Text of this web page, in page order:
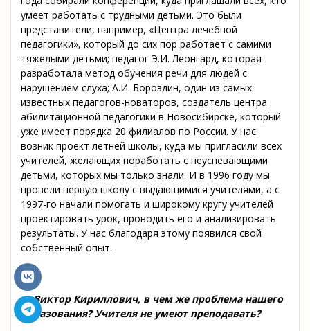
умеет работать с трудными детьми. Это были
представители, например, «Центра лечебной
педагогики», который до сих пор работает с самими
тяжелыми детьми; педагог Э.И. Леонгард, которая
разработала метод обучения речи для людей с
нарушением слуха; А.И. Бороздин, один из самых
известных педагогов-новаторов, создатель центра
абилитационной педагогики в Новосибирске, который
уже имеет порядка 20 филиалов по России. У нас
возник проект летней школы, куда мы пригласили всех
учителей, желающих поработать с неуспевающими
детьми, которых мы только знали. И в 1996 году мы
провели первую школу с выдающимися учителями, а с
1997-го начали помогать и широкому кругу учителей
проектировать урок, проводить его и анализировать
результаты. У нас благодаря этому появился свой
собственный опыт.
…
— Виктор Кириллович, в чем же проблема нашего
образования? Учителя не умеют преподавать?